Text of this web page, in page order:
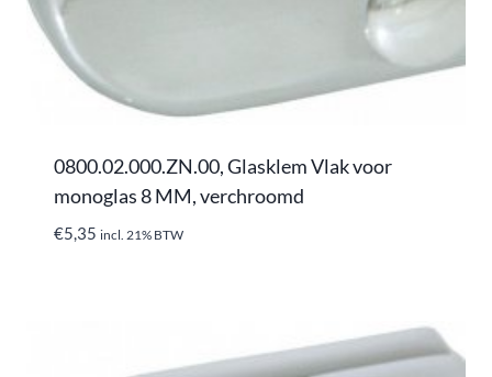
0800.02.000.ZN.00, Glasklem Vlak voor
monoglas 8 MM, verchroomd
€5,35 incl. 21% BTW